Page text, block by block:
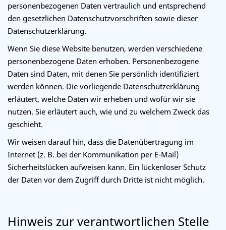
personenbezogenen Daten vertraulich und entsprechend
den gesetzlichen Datenschutzvorschriften sowie dieser
Datenschutzerklärung.
Wenn Sie diese Website benutzen, werden verschiedene
personenbezogene Daten erhoben. Personenbezogene
Daten sind Daten, mit denen Sie persönlich identifiziert
werden können. Die vorliegende Datenschutzerklärung
erläutert, welche Daten wir erheben und wofür wir sie
nutzen. Sie erläutert auch, wie und zu welchem Zweck das
geschieht.
Wir weisen darauf hin, dass die Datenübertragung im
Internet (z. B. bei der Kommunikation per E-Mail)
Sicherheitslücken aufweisen kann. Ein lückenloser Schutz
der Daten vor dem Zugriff durch Dritte ist nicht möglich.
Hinweis zur verantwortlichen Stelle